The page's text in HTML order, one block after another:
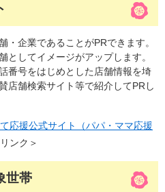
・企業であることがPRできます。
としてイメージがアップします。
番号をはじめとした店舗情報を埼
店舗検索サイト等で紹介してPRし
応援公式サイト（パパ・ママ応援
ンク＞
世帯